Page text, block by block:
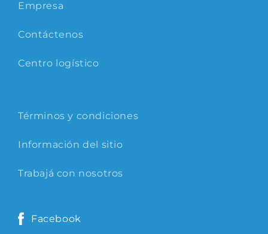
Empresa
Contáctenos
Centro logístico
Términos y condiciones
Información del sitio
Trabajá con nosotros
Facebook